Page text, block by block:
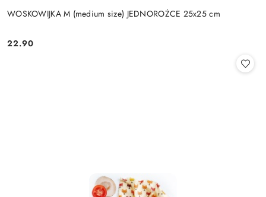
WOSKOWIJKA M (medium size) JEDNOROŻCE 25x25 cm
Cena:
22.90